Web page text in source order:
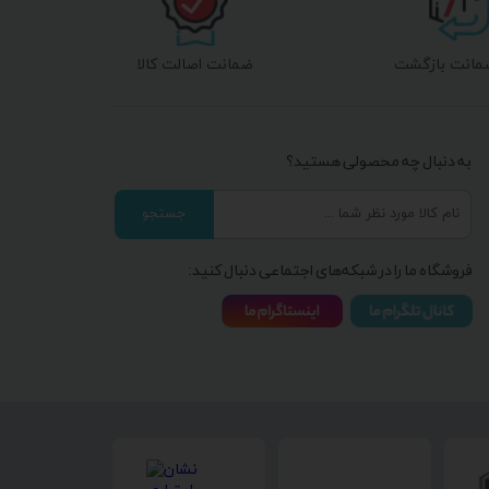
ضمانت اصالت کالا
به دنبال چه محصولی هستید؟
جستجو
فروشگاه ما را در شبکه‌های اجتماعی دنبال کنید: